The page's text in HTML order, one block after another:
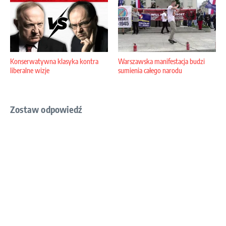
Konserwatywna klasyka kontra
liberalne wizje
Warszawska manifestacja budzi
sumienia całego narodu
Zostaw odpowiedź